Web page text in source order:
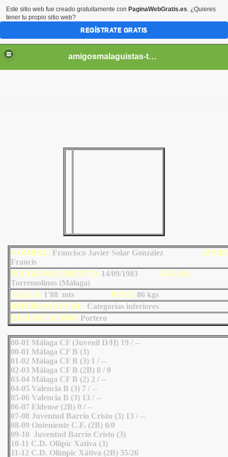
amigosmalaguistas-temporadas
NOMBRE: Francisco Javier Solar González AP
Francis
FECHA NACIMIENTO: 14/09/1983 LUGAR:
Torremolinos (Málaga)
TALLA: 1'88 mts PESO: 86 kgs
INTERNACIONAL: Categorías inferiores
DEMARCACIÓN: Portero
00-01 Málaga CF (Juvenil D/H) 19 / --
00-01 Málaga CF B (3)
01-02 Málaga CF B (3) 1 / --
02-03 Málaga CF B (2B) 0 / 0
03-04 Málaga CF B (2) 2 / --
04-05 Valencia B (3) 7 / --
05-06 Valencia B (3) 13 / --
06-07 Eldense (2B) 0 / --
07-08 Juventud Barrio Cristo (3) 13 / --
08-09 Onteniente C.F. (2B) 0/0
09-10 Juventud Barrio Cristo (3)
10-11 C.D. Oliípic Xátiva (3)
11-12 C.D. Olimpic Xátiva (2B) 35/26
Este sitio web fue creado gratuitamente con PaginaWebGratis.es. ¿Quieres
tener tu propio sitio web?
REGÍSTRATE GRATIS